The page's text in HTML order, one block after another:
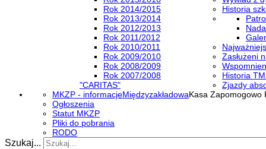
Rok 2014/2015
Rok 2013/2014
Rok 2012/2013
Rok 2011/2012
Rok 2010/2011
Rok 2009/2010
Rok 2008/2009
Rok 2007/2008
"CARITAS"
Historia
Zasłużeni
Historia
Zjazdy
MiędzyzakładowaKasa Zapomogowo
MKZP - informacje
Ogłoszenia
Statut MKZP
Pliki do pobrania
RODO
Szukaj...